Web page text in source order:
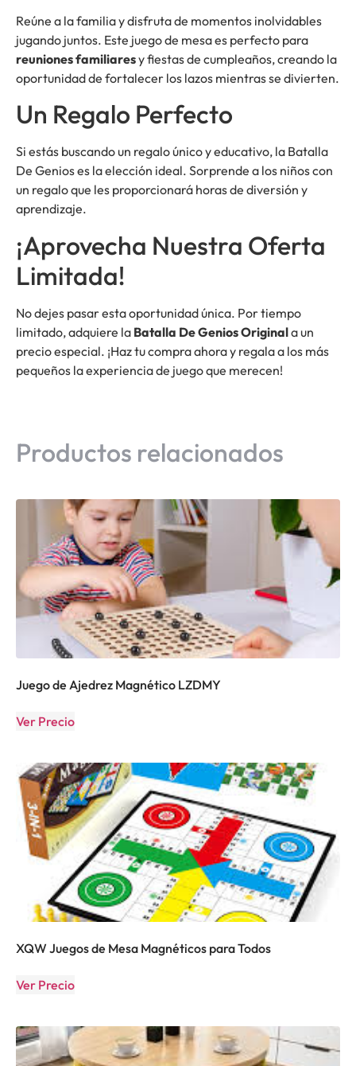
Reúne a la familia y disfruta de momentos inolvidables
jugando juntos. Este juego de mesa es perfecto para
reuniones familiaresy fiestas de cumpleaños, creando la
oportunidad de fortalecer los lazos mientras se divierten.
Un Regalo Perfecto
Si estás buscando un regalo único y educativo, la Batalla
De Genios es la elección ideal. Sorprende a los niños con
un regalo que les proporcionará horas de diversión y
aprendizaje.
¡Aprovecha Nuestra Oferta
Limitada!
No dejes pasar esta oportunidad única. Por tiempo
limitado, adquiere la Batalla De Genios Originala un
precio especial. ¡Haz tu compra ahora y regala a los más
pequeños la experiencia de juego que merecen!
Productos relacionados
Juego de Ajedrez Magnético LZDMY
Ver Precio
XQW Juegos de Mesa Magnéticos para Todos
Ver Precio